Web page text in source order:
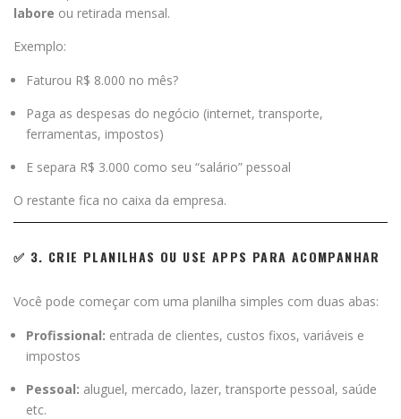
labore ou retirada mensal.
Exemplo:
Faturou R$ 8.000 no mês?
Paga as despesas do negócio (internet, transporte,
ferramentas, impostos)
E separa R$ 3.000 como seu “salário” pessoal
O restante fica no caixa da empresa.
✅ 3. CRIE PLANILHAS OU USE APPS PARA ACOMPANHAR
Você pode começar com uma planilha simples com duas abas:
Profissional: entrada de clientes, custos fixos, variáveis e
impostos
Pessoal: aluguel, mercado, lazer, transporte pessoal, saúde
etc.